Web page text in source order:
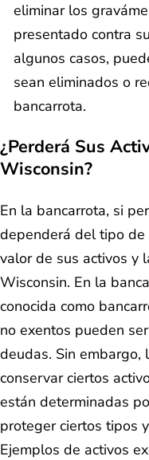
eliminar los
presentado contra
algunos casos,
sean eliminados o
bancarrota.
¿Perderá Sus
Wisconsin?
En la bancarrota, si
dependerá del tipo
valor de sus activos y
Wisconsin. En la
conocida como
no exentos pueden
deudas. Sin
conservar ciertos
están determinadas
proteger ciertos tipos
Ejemplos de activos